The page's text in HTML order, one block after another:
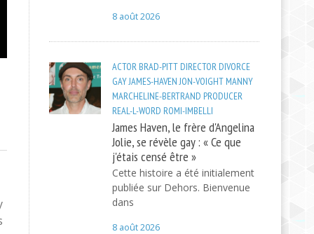
8 août 2026
ACTOR BRAD-PITT DIRECTOR DIVORCE
GAYJAMES-HAVEN JON-VOIGHT MANNY
MARCHELINE-BERTRAND PRODUCER
REAL-L-WORD ROMI-IMBELLI
James Haven, le frère d'Angelina
Jolie, se révèle gay : « Ce que
j'étais censé être »
Cette histoire a été initialement
publiée sur Dehors. Bienvenue
dans
8 août 2026